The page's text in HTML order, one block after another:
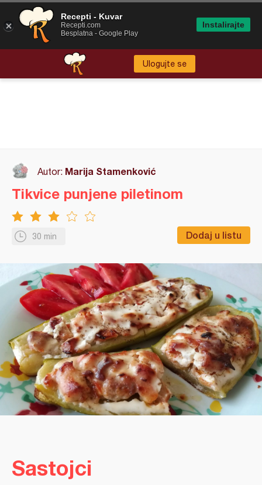
Ulogujte se
Autor: Marija Stamenković
30 min Dodaj u listu
Tikvice punjene piletinom
Sastojci
Recepti - Kuvar
Recepti.com
Besplatna - Google Play
Instalirajte